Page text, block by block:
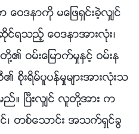
ေဝဒနာကို မေျဖရွင္းခဲ့လွ်င္
င္ရသည့္ ေဝဒနာအားလုံး၊
၏ ဝမ္းေျမာက္မႈႏွင့္ ဝမ္းန
၏ စိုးရိမ္ပူပန္မႈမ်ားအားလုံးသ
ည္။ ၿပီးလွ်င္ လူတို႔အား က
င္၊ တစ္ေသာင္း အသက္ရွင္ခြ